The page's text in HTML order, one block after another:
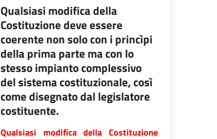
Qualsiasi modifica della
Costituzione deve essere
coerente non solo con i princìpi
della prima parte ma con lo
stesso impianto complessivo
del sistema costituzionale, così
come disegnato dal legislatore
costituente.
Qualsiasi modifica della Costituzione